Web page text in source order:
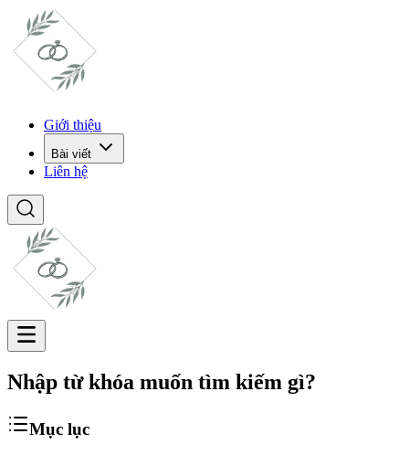
Giới thiệu
Bài viết
Liên hệ
Nhập từ khóa muốn tìm kiếm gì?
Mục lục